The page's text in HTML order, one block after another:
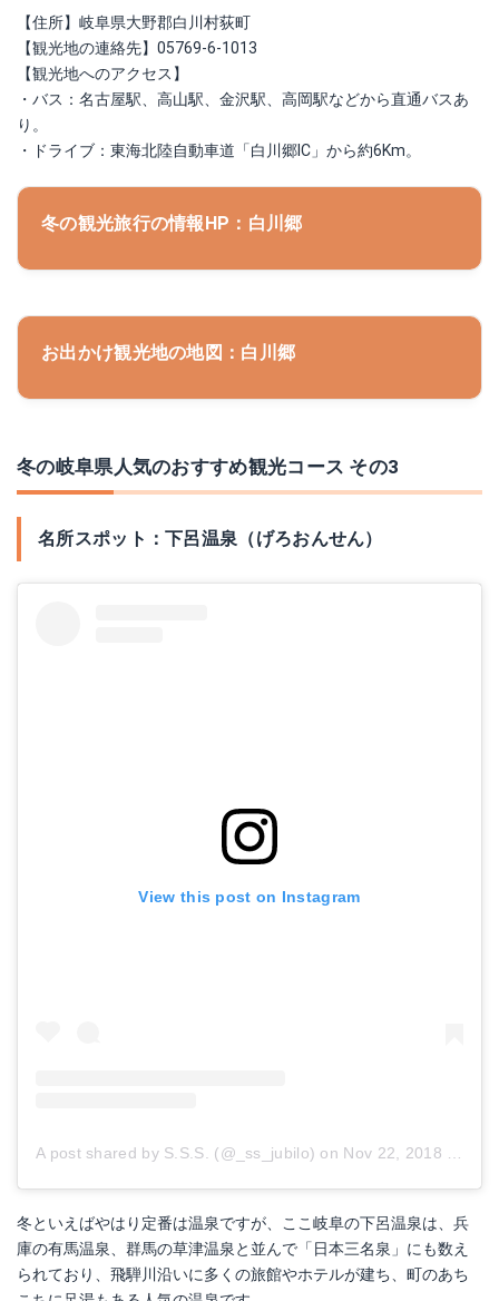
【住所】岐阜県大野郡白川村荻町
【観光地の連絡先】05769-6-1013
【観光地へのアクセス】
・バス：名古屋駅、高山駅、金沢駅、高岡駅などから直通バスあ
り。
・ドライブ：東海北陸自動車道「白川郷IC」から約6Km。
冬の観光旅行の情報HP：白川郷
お出かけ観光地の地図：白川郷
冬の岐阜県人気のおすすめ観光コース その3
名所スポット：下呂温泉（げろおんせん）
View this post on Instagram
A post shared by S.S.S. (@_ss_jubilo) on Nov 22, 2018 at 5:03am PST
冬といえばやはり定番は温泉ですが、ここ岐阜の下呂温泉は、兵
庫の有馬温泉、群馬の草津温泉と並んで「日本三名泉」にも数え
られており、飛騨川沿いに多くの旅館やホテルが建ち、町のあち